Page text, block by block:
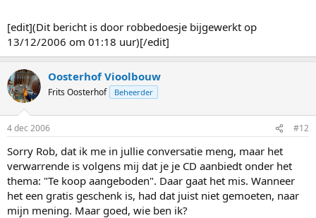
[edit](Dit bericht is door robbedoesje bijgewerkt op
13/12/2006 om 01:18 uur)[/edit]
Oosterhof Vioolbouw
Frits Oosterhof Beheerder
4 dec 2006 #12
Sorry Rob, dat ik me in jullie conversatie meng, maar het
verwarrende is volgens mij dat je je CD aanbiedt onder het
thema: "Te koop aangeboden". Daar gaat het mis. Wanneer
het een gratis geschenk is, had dat juist niet gemoeten, naar
mijn mening. Maar goed, wie ben ik?